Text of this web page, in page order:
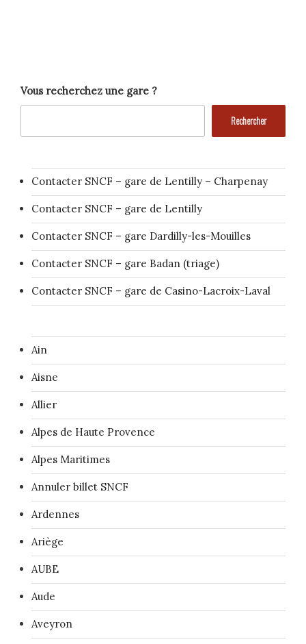
Vous recherchez une gare ?
Rechercher
Contacter SNCF – gare de Lentilly – Charpenay
Contacter SNCF – gare de Lentilly
Contacter SNCF – gare Dardilly-les-Mouilles
Contacter SNCF – gare Badan (triage)
Contacter SNCF – gare de Casino-Lacroix-Laval
Ain
Aisne
Allier
Alpes de Haute Provence
Alpes Maritimes
Annuler billet SNCF
Ardennes
Ariège
AUBE
Aude
Aveyron